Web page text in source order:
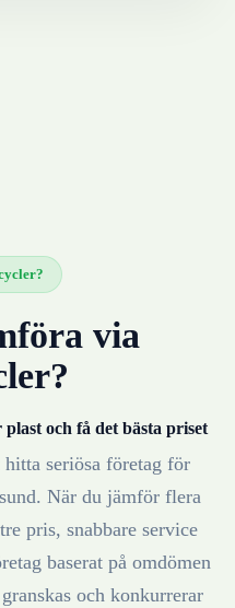
via
plastoch få det bästa priset
seriösa företag för
. När du jämför flera
pris, snabbare service
baserat på omdömen
och konkurrerar